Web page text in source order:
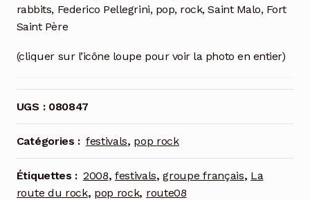
rabbits, Federico Pellegrini, pop, rock, Saint Malo, Fort
Saint Père
(cliquer sur l’icône loupe pour voir la photo en entier)
UGS : 080847
Catégories : festivals, pop rock
Étiquettes : 2008, festivals,groupe français, La
route du rock, pop rock, route08